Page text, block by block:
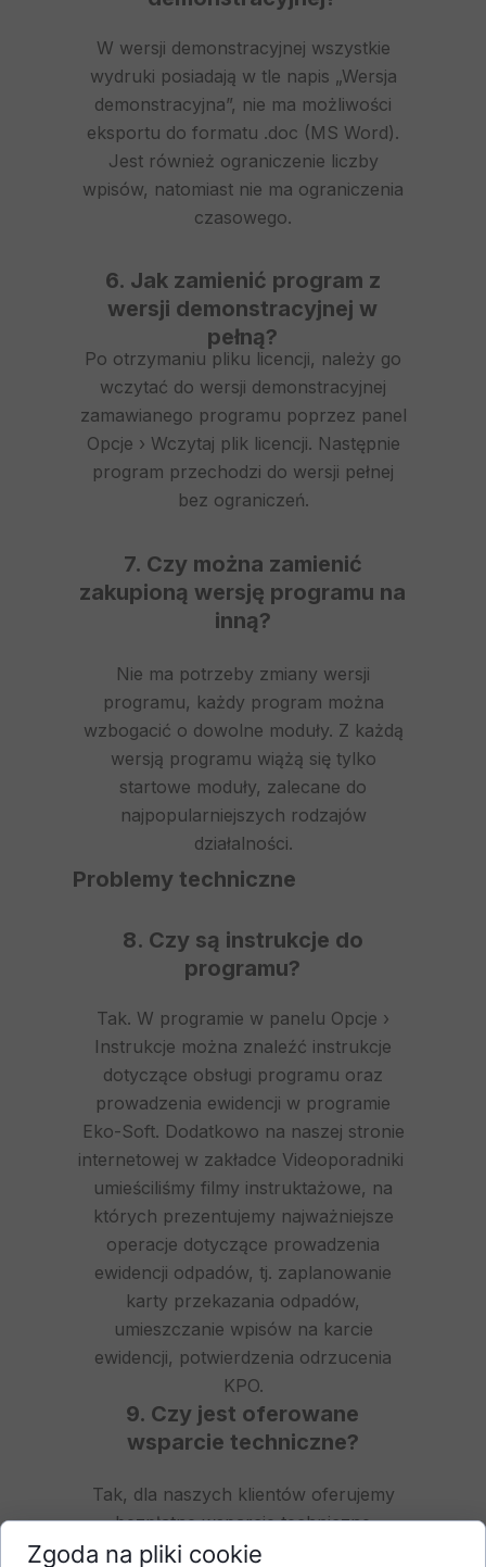
Problemy techniczne
Nie ma potrzeby zmiany wersji
programu, każdy program można
wzbogacić o dowolne moduły. Z każdą
wersją programu wiążą się tylko
startowe moduły, zalecane do
najpopularniejszych rodzajów
działalności.
7. Czy można zamienić
zakupioną wersję programu na
inną?
Tak. W programie w panelu Opcje ›
Instrukcje można znaleźć instrukcje
dotyczące obsługi programu oraz
prowadzenia ewidencji w programie
Eko-Soft. Dodatkowo na naszej stronie
internetowej w zakładce Videoporadniki
umieściliśmy filmy instruktażowe, na
których prezentujemy najważniejsze
operacje dotyczące prowadzenia
ewidencji odpadów, tj. zaplanowanie
karty przekazania odpadów,
umieszczanie wpisów na karcie
ewidencji, potwierdzenia odrzucenia
KPO.
8. Czy są instrukcje do
programu?
Po otrzymaniu pliku licencji, należy go
wczytać do wersji demonstracyjnej
zamawianego programu poprzez panel
Opcje › Wczytaj plik licencji. Następnie
program przechodzi do wersji pełnej
bez ograniczeń.
6. Jak zamienić program z
wersji demonstracyjnej w
pełną?
W wersji demonstracyjnej wszystkie
wydruki posiadają w tle napis „Wersja
demonstracyjna”, nie ma możliwości
eksportu do formatu .doc (MS Word).
Jest również ograniczenie liczby
wpisów, natomiast nie ma ograniczenia
czasowego.
Tak, dla naszych klientów oferujemy
bezpłatne wsparcie techniczne
dotyczące obsługi programu. Pytania
9. Czy jest oferowane
wsparcie techniczne?
Zgoda na pliki cookie